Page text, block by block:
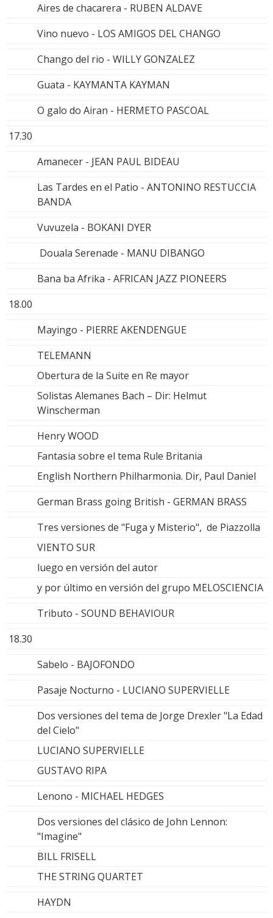
Aires de chacarera - RUBEN ALDAVE
Vino nuevo - LOS AMIGOS DEL CHANGO
Chango del rio - WILLY GONZALEZ
Guata - KAYMANTA KAYMAN
O galo do Airan - HERMETO PASCOAL
17.30
Amanecer - JEAN PAUL BIDEAU
Las Tardes en el Patio - ANTONINO RESTUCCIA
BANDA
Vuvuzela - BOKANI DYER
Douala Serenade - MANU DIBANGO
Bana ba Afrika - AFRICAN JAZZ PIONEERS
18.00
Mayingo - PIERRE AKENDENGUE
TELEMANN
Obertura de la Suite en Re mayor
Solistas Alemanes Bach – Dir: Helmut
Winscherman
Henry WOOD
Fantasia sobre el tema Rule Britania
English Northern Philharmonia. Dir, Paul Daniel
German Brass going British - GERMAN BRASS
Tres versiones de "Fuga y Misterio", de Piazzolla
VIENTO SUR
luego en versión del autor
y por último en versión del grupo MELOSCIENCIA
Tributo - SOUND BEHAVIOUR
18.30
Sabelo - BAJOFONDO
Pasaje Nocturno - LUCIANO SUPERVIELLE
Dos versiones del tema de Jorge Drexler "La Edad
del Cielo"
LUCIANO SUPERVIELLE
GUSTAVO RIPA
Lenono - MICHAEL HEDGES
Dos versiones del clásico de John Lennon:
"Imagine"
BILL FRISELL
THE STRING QUARTET
HAYDN